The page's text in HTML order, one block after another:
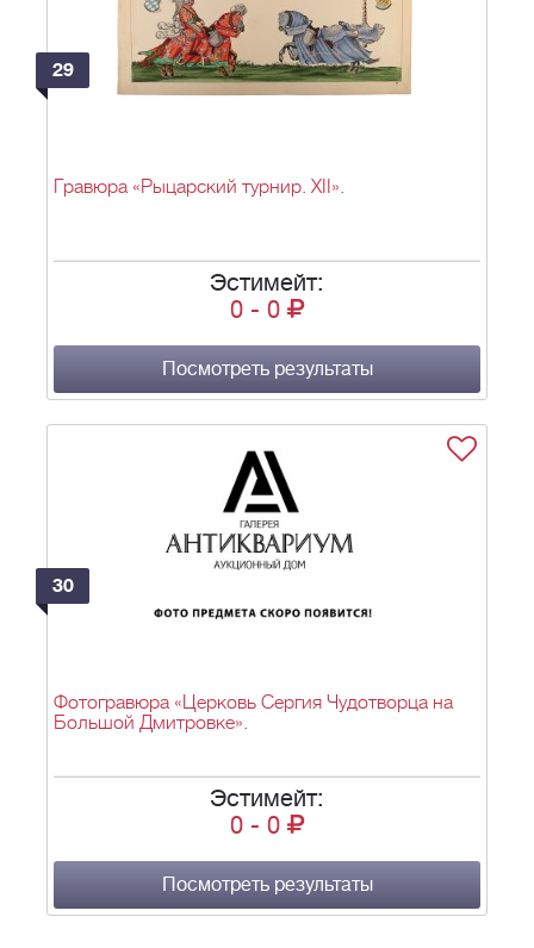
29
Гравюра «Рыцарский турнир. XII».
Эстимейт:
0 - 0
Посмотреть результаты
30
Фотогравюра «Церковь Сергия Чудотворца на
Большой Дмитровке».
Эстимейт:
0 - 0
Посмотреть результаты